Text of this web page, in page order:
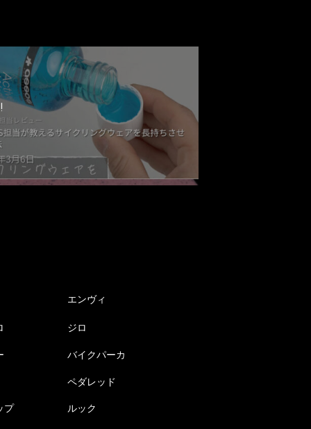
エンヴィ
ジロ
バイクパーカ
ペダレッド
プ ルック